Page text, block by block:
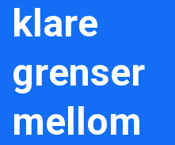
klare
grenser
mellom